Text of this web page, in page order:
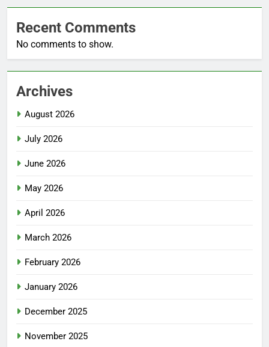
Recent Comments
No comments to show.
Archives
August 2026
July 2026
June 2026
May 2026
April 2026
March 2026
February 2026
January 2026
December 2025
November 2025